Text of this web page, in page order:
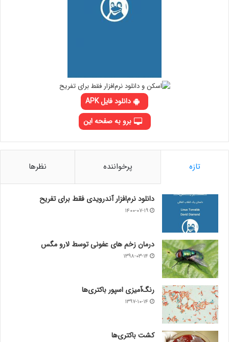
دانلود فایل APK
برو به صفحه این
تازه پرخواننده نظرها
دانلود نرم‌افزار آندرویدی فقط برای تفریح
۱۴۰۰-۰۷-۱۹
درمان زخم های عفونی توسط لارو مگس
۱۳۹۸-۰۳-۱۴
رنگ‌آمیزی اسپور باکتری‌ها
۱۳۹۷-۱۰-۱۴
کشت باکتری‌ها